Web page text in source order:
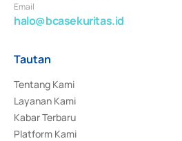
Email
halo@bcasekuritas.id
Tautan
Tentang Kami
Layanan Kami
Kabar Terbaru
Platform Kami